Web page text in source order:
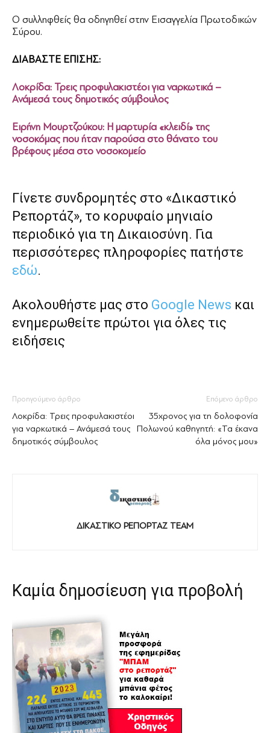
Ο συλληφθείς θα οδηγηθεί στην Εισαγγελία Πρωτοδικών
Σύρου.
ΔΙΑΒΑΣΤΕ ΕΠΙΣΗΣ:
Λοκρίδα: Τρεις προφυλακιστέοι για ναρκωτικά –
Ανάμεσά τους δημοτικός σύμβουλος
Ειρήνη Μουρτζούκου: Η μαρτυρία «κλειδί» της
νοσοκόμας που ήταν παρούσα στο θάνατο του
βρέφους μέσα στο νοσοκομείο
Γίνετε συνδρομητές στο «Δικαστικό
Ρεπορτάζ», το κορυφαίο μηνιαίο
περιοδικό για τη Δικαιοσύνη. Για
περισσότερες πληροφορίες πατήστε
εδώ.
Ακολουθήστε μας στο Google News και
ενημερωθείτε πρώτοι για όλες τις
ειδήσεις
Προηγούμενο άρθρο
Λοκρίδα: Τρεις προφυλακιστέοι
για ναρκωτικά – Ανάμεσά τους
δημοτικός σύμβουλος
Επόμενο άρθρο
35χρονος για τη δολοφονία
Πολωνού καθηγητή: «Τα έκανα
όλα μόνος μου»
ΔΙΚΑΣΤΙΚΟ ΡΕΠΟΡΤΑΖ TEAM
Καμία δημοσίευση για προβολή